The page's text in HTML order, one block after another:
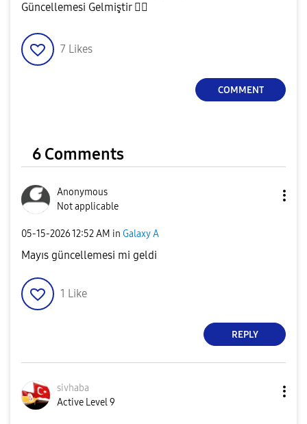
Güncellemesi Gelmiştir 👍🏻
7 Likes
COMMENT
6 Comments
Anonymous
Not applicable
‎05-15-202612:52 AM in Galaxy A
Mayıs güncellemesi mi geldi
1 Like
REPLY
sivhaba
Active Level 9